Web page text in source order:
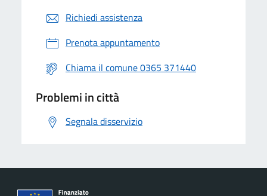
Richiedi assistenza
Prenota appuntamento
Chiama il comune 0365 371440
Problemi in città
Segnala disservizio